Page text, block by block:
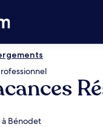
à Bénodet